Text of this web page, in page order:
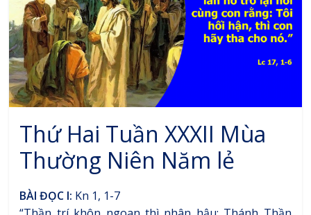
Thứ Hai Tuần XXXII Mùa
Thường Niên Năm lẻ
BÀI ĐỌC I: Kn 1, 1-7